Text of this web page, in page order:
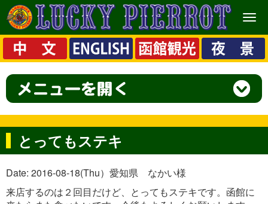
メ
ニ
ュ
ー
とってもステキ
Date: 2016-08-18(Thu）愛知県 なかい様
来店するのは２回目だけど、とってもステキです。函館に